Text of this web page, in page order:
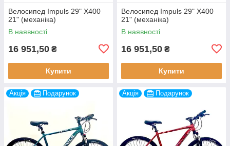
Велосипед Impuls 29" X400
21" (механіка)
В наявності
16 951,50 ₴
Купити
Велосипед Impuls 29" X400
21" (механіка)
В наявності
16 951,50 ₴
Купити
Акція Подарунок Акція Подарунок